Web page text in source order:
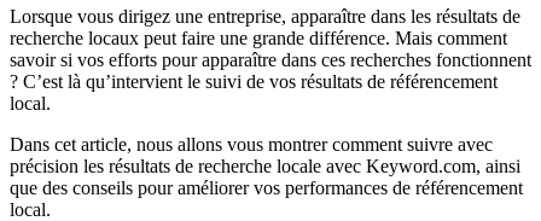
Lorsque vous dirigez une entreprise, apparaître dans les résultats de
recherche locaux peut faire une grande différence. Mais comment
savoir si vos efforts pour apparaître dans ces recherches fonctionnent
? C’est là qu’intervient le suivi de vos résultats de référencement
local.
Dans cet article, nous allons vous montrer comment suivre avec
précision les résultats de recherche locale avec Keyword.com, ainsi
que des conseils pour améliorer vos performances de référencement
local.